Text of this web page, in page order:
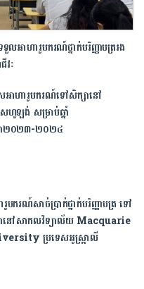
ល​អាហារូបករណ៍ថ្នាក់បរិញ្ញាបត្ររង
វៈ
អាហារូបករណ៍ទៅ​សិក្សានៅ
ហូឡង់ សម្រាប់ឆ្នាំ
២០២៣-២០២៤
បករណ៍​សាច់ប្រាក់​ថ្នាក់​បរិញ្ញាបត្រ ​ទៅ​
នៅ​សាកលវិទ្យាល័យ​ ​Macquarie​
ប្រទេស​អូស្ត្រាលី​